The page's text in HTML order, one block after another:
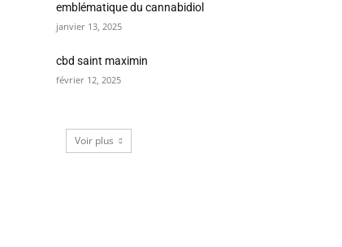
emblématique du cannabidiol
janvier 13, 2025
cbd saint maximin
février 12, 2025
Voir plus